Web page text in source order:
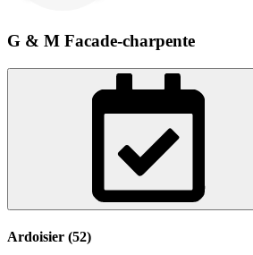
G & M Facade-charpente
Ardoisier (52)